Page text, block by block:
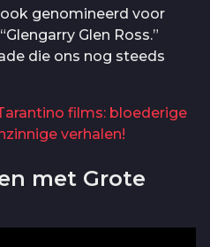
genomineerd voor
Glen Ross.”
die ons nog steeds
films: bloederige
verhalen!
met Grote